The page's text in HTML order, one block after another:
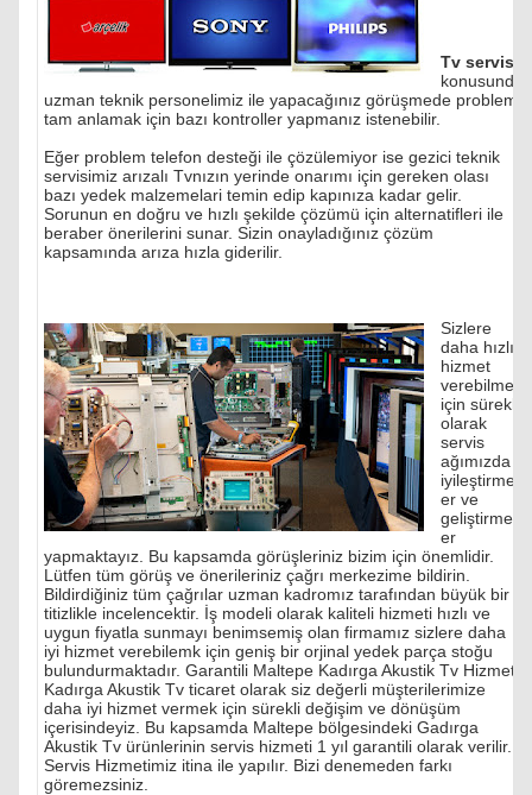
Tv servisi
konusunda
uzman teknik personelimiz ile yapacağınız görüşmede problemi
tam anlamak için bazı kontroller yapmanız istenebilir.
Eğer problem telefon desteği ile çözülemiyor ise gezici teknik
servisimiz arızalı Tvnızın yerinde onarımı için gereken olası
bazı yedek malzemelari temin edip kapınıza kadar gelir.
Sorunun en doğru ve hızlı şekilde çözümü için alternatifleri ile
beraber önerilerini sunar. Sizin onayladığınız çözüm
kapsamında arıza hızla giderilir.
Sizlere
daha hızlı
hizmet
verebilmek
için sürekli
olarak
servis
ağımızda
iyileştirmel
er ve
geliştirmel
er
yapmaktayız. Bu kapsamda görüşleriniz bizim için önemlidir.
Lütfen tüm görüş ve önerileriniz çağrı merkezime bildirin.
Bildirdiğiniz tüm çağrılar uzman kadromız tarafından büyük bir
titizlikle incelencektir. İş modeli olarak kaliteli hizmeti hızlı ve
uygun fiyatla sunmayı benimsemiş olan firmamız sizlere daha
iyi hizmet verebilemk için geniş bir orjinal yedek parça stoğu
bulundurmaktadır. Garantili Maltepe Kadırga Akustik Tv Hizmeti
Kadırga Akustik Tv ticaret olarak siz değerli müşterilerimize
daha iyi hizmet vermek için sürekli değişim ve dönüşüm
içerisindeyiz. Bu kapsamda Maltepe bölgesindeki Gadırga
Akustik Tv ürünlerinin servis hizmeti 1 yıl garantili olarak verilir.
Servis Hizmetimiz itina ile yapılır. Bizi denemeden farkı
göremezsiniz.